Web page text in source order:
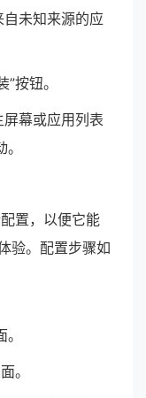
未知来源的应
按钮。
幕或应用列表
置，以便它能
验。配置步骤如
。